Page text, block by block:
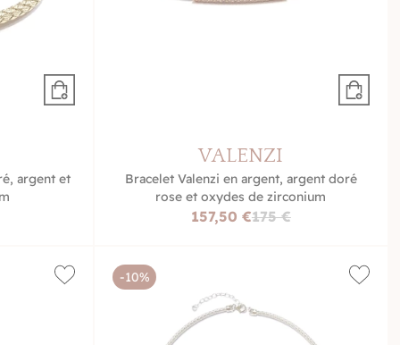
argent et
VALENZI
Bracelet Valenzi en argent, argent doré
rose et oxydes de zirconium
157,50 €175 €
-10%